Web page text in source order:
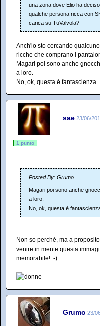
una zona dove Elio ha
qualche persona ricca con
carica su TuValvola?
Anch'io sto cercando
ricche che comprano i
Magari poi sono anche
a loro.
No, ok, questa è fantascienza.
sae 23/06/
1 punto
Posted By: Grumo
Magari poi sono anche
a loro.
No, ok, questa è
Non so perchè, ma a
venire in mente questa
memorabile! :-)
Grumo 23/